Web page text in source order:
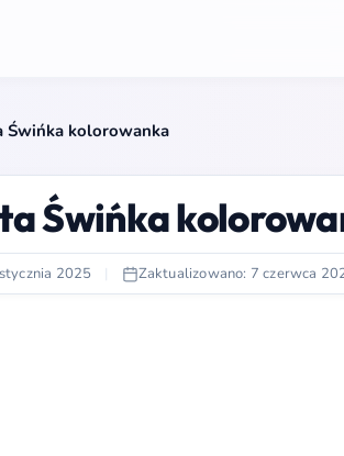
Świńka kolorowanka
Świńka
2025 | Zaktualizowano: 7 czerwca